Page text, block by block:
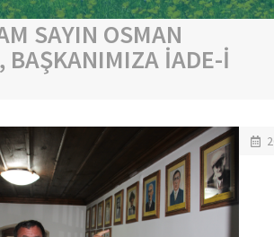
SAYIN OSMAN
BAŞKANIMIZA İADE-İ